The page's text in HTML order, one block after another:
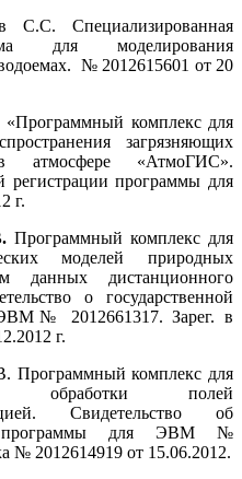
С.С. Специализированная
для моделирования
№ 2012615601 от 20
комплекс для
загрязняющих
«АтмоГИС».
регистрации программы для
г.
Программный комплекс для
моделей природных
данных дистанционного
о государственной
2012661317. Зарег. в
г.
Программный комплекс для
обработки полей
Свидетельство об
программы для ЭВМ №
№ 2012614919 от 15.06.2012.